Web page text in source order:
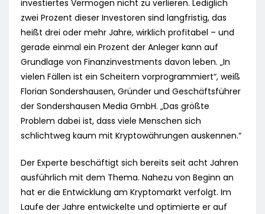
investiertes Vermögen nicht zu verlieren. Lediglich
zwei Prozent dieser Investoren sind langfristig, das
heißt drei oder mehr Jahre, wirklich profitabel – und
gerade einmal ein Prozent der Anleger kann auf
Grundlage von Finanzinvestments davon leben. „In
vielen Fällen ist ein Scheitern vorprogrammiert“, weiß
Florian Sondershausen, Gründer und Geschäftsführer
der Sondershausen Media GmbH. „Das größte
Problem dabei ist, dass viele Menschen sich
schlichtweg kaum mit Kryptowährungen auskennen.“
Der Experte beschäftigt sich bereits seit acht Jahren
ausführlich mit dem Thema. Nahezu von Beginn an
hat er die Entwicklung am Kryptomarkt verfolgt. Im
Laufe der Jahre entwickelte und optimierte er auf